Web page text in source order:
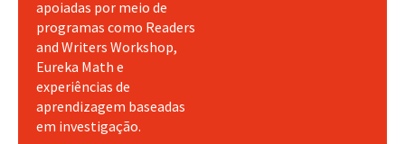
apoiadas por meio de
programas como Readers
and Writers Workshop,
Eureka Math e
experiências de
aprendizagem baseadas
em investigação.